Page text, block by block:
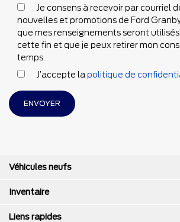
Je consens à recevoir par courriel
nouvelles et promotions de Ford
que mes renseignements seront
cette fin et que je peux retirer mon
temps.
J’accepte la politique de
Véhicules neufs
Inventaire
Liens rapides